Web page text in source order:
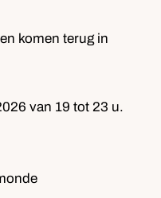
komen terug in
van 19 tot 23 u.